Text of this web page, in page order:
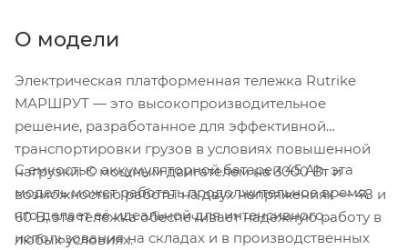
О модели
Электрическая платформенная тележка Rutrike
МАРШРУТ — это высокопроизводительное
решение, разработанное для эффективной
транспортировки грузов в условиях повышенной
нагрузки. С мощным двигателем на 3000 Вт и
возможностью работы на двух напряжениях — 48 и
60 В, эта тележка обеспечивает надежную работу в
любых условиях.
С емкостью аккумуляторной батареи 45 Ah, эта
модель может работать продолжительное время,
что делает её идеальной для интенсивного
использования на складах и в производственных